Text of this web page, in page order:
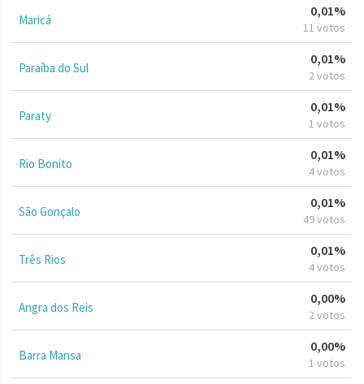
Maricá
0,01%
11 votos
Paraíba do Sul
0,01%
2 votos
Paraty
0,01%
1 votos
Rio Bonito
0,01%
4 votos
São Gonçalo
0,01%
49 votos
Três Rios
0,01%
4 votos
Angra dos Reis
0,00%
2 votos
Barra Mansa
0,00%
1 votos